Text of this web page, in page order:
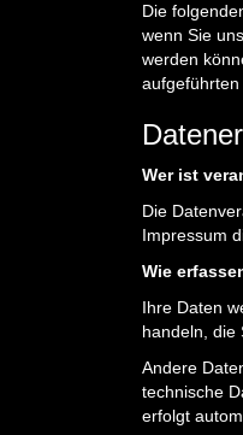
Die
wenn Sie
werden
aufgeführten
Wer ist
Die
Impressum
Wie
Ihre Daten
handeln, die
Andere
technische
erfolgt